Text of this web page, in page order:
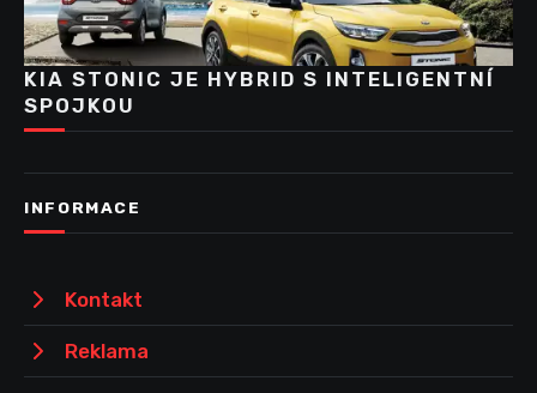
KIA STONIC JE HYBRID S INTELIGENTNÍ
SPOJKOU
INFORMACE
Kontakt
Reklama